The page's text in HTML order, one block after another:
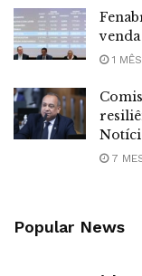
1
7
Popular News